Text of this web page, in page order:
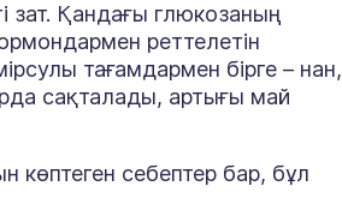
зат. Қандағы глюкозаның
реттелетін
тағамдармен бірге – нан,
сақталады, артығы май
көптеген себептер бар, бұл